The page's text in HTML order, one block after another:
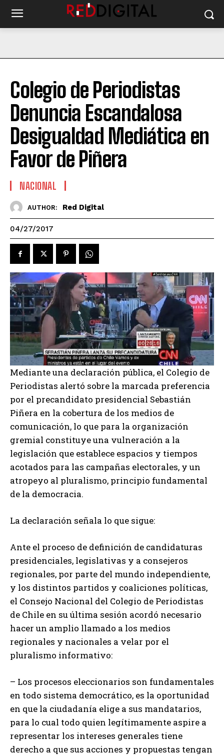
Colegio de Periodistas
Denuncia Escandalosa
Desigualdad Mediática en
Favor de Piñera
NACIONAL
AUTHOR: Red Digital
04/27/2017
Mediante una declaración pública, el Colegio de
Periodistas alertó sobre la marcada preferencia
por el precandidato presidencial Sebastián
Piñera en la cobertura de los medios de
comunicación, lo que para la organización
gremial constituye una vulneración a la
legislación que establece espacios y tiempos
acotados para las campañas electorales, y un
atropeyo al pluralismo, principio fundamental
de la democracia.
La declaración señala lo que sigue:
Ante el proceso de definición de candidaturas
presidenciales, legislativas y a consejeros
regionales, por parte del mundo independiente,
y los distintos partidos y coaliciones políticas,
el Consejo Nacional del Colegio de Periodistas
de Chile en su última sesión acordó necesario
hacer un amplio llamado a los medios
regionales y nacionales a velar por el
pluralismo informativo:
– Los procesos eleccionarios son fundamentales
en todo sistema democrático, es la oportunidad
en que la ciudadanía elige a sus mandatarios,
para lo cual todo quien legítimamente aspire a
representar los intereses generales tiene
derecho a que sus acciones y propuestas tengan